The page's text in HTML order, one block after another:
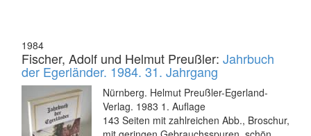
1984
Fischer, Adolf und Helmut Preußler: Jahrbuch
der Egerländer. 1984. 31. Jahrgang
Nürnberg. Helmut Preußler-Egerland-
Verlag. 1983 1. Auflage
143 Seiten mit zahlreichen Abb., Broschur,